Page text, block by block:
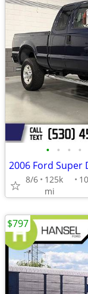
• • • •
8/6
125k
mi
$797